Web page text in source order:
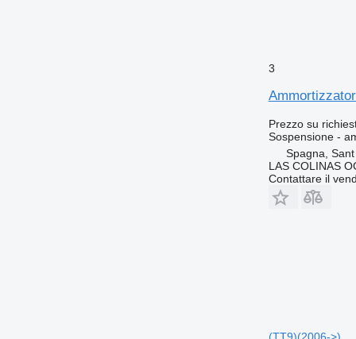
3
Prezzo su
Sospensione -
Spagna,
LAS COLINAS
Contattare il
(TT9)(2006->)